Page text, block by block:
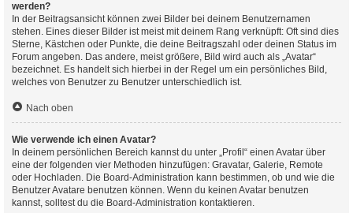
werden?
In der Beitragsansicht können zwei Bilder bei deinem Benutzernamen
stehen. Eines dieser Bilder ist meist mit deinem Rang verknüpft: Oft sind dies
Sterne, Kästchen oder Punkte, die deine Beitragszahl oder deinen Status im
Forum angeben. Das andere, meist größere, Bild wird auch als „Avatar“
bezeichnet. Es handelt sich hierbei in der Regel um ein persönliches Bild,
welches von Benutzer zu Benutzer unterschiedlich ist.
Nach oben
Wie verwende ich einen Avatar?
In deinem persönlichen Bereich kannst du unter „Profil“ einen Avatar über
eine der folgenden vier Methoden hinzufügen: Gravatar, Galerie, Remote
oder Hochladen. Die Board-Administration kann bestimmen, ob und wie die
Benutzer Avatare benutzen können. Wenn du keinen Avatar benutzen
kannst, solltest du die Board-Administration kontaktieren.